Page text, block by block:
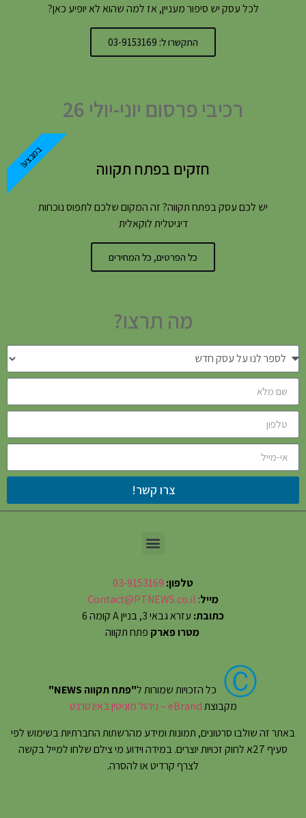
לכל עסק יש סיפור מעניין, אז למה שהוא לא יופיע כאן?
התקשרו ל: 03-9153169
רכיבי פרסום יוני-יולי 26
חזקים בפתח תקווה
יש לכם עסק בפתח תקווה? זה המקום שלכם לתפוס נוכחות
דיגיטלית לוקאלית
כל הפרטים, כל המחירים
במבצע!
מה תרצו?
צרו קשר!
טלפון: 03-9153169
מייל:
Contact@PTNEWS.co.il
כתובת: עזרא גבאי 3, בניין A קומה 6
מטרו פארק פתח תקווה
Ⓒ כל הזכויות שמורות ל"פתח תקווה NEWS"
מקבוצתeBrand – ניהול מוניטין באינטרנט
באתר זה שולבו סרטונים, תמונות ומידע מהרשתות החברתיות בשימוש לפי
סעיף 27א לחוק זכויות יוצרים. במידה וידוע מי צילם שלחו למייל בקשה
לצרף קרדיט או להסרה.